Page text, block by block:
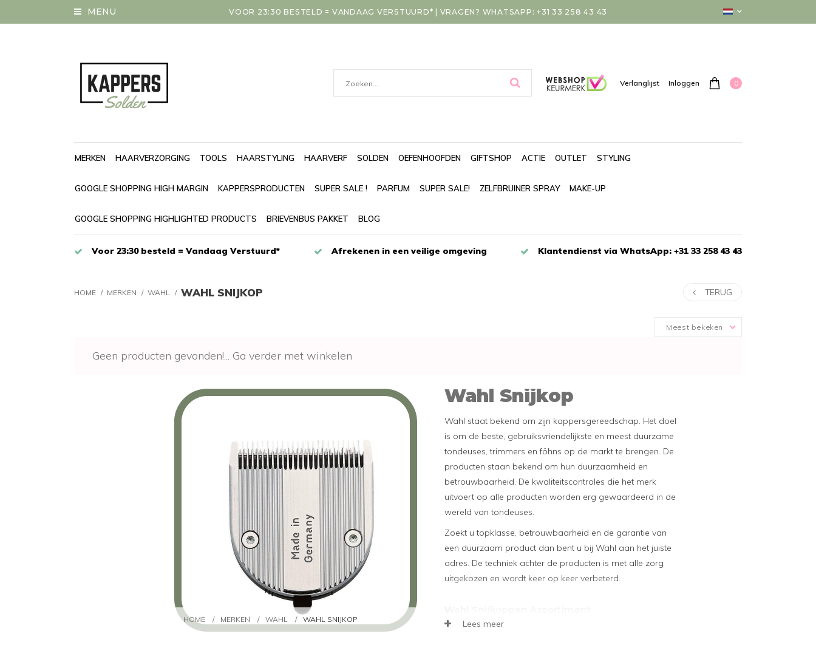
MENU VOOR 23:30 BESTELD = VANDAAG VERSTUURD* | VRAGEN? WHATSAPP: +31 33 258 43 43
Verlanglijst Inloggen 0
MERKEN HAARVERZORGING TOOLS HAARSTYLING HAARVERF SOLDEN OEFENHOOFDEN GIFTSHOP ACTIE OUTLET STYLING
GOOGLE SHOPPING HIGH MARGIN KAPPERSPRODUCTEN SUPER SALE ! PARFUM SUPER SALE! ZELFBRUINER SPRAY MAKE-UP
GOOGLE SHOPPING HIGHLIGHTED PRODUCTS BRIEVENBUS PAKKET BLOG
Voor 23:30 besteld = Vandaag Verstuurd* Afrekenen in een veilige omgeving Klantendienst via WhatsApp: +31 33 258 43 43
HOME / MERKEN / WAHL / WAHL SNIJKOP TERUG
Meest bekeken
Geen producten gevonden!... Ga verder met winkelen
HOME / MERKEN / WAHL / WAHL SNIJKOP
Wahl Snijkop
Wahl staat bekend om zijn kappersgereedschap. Het doel
is om de beste, gebruiksvriendelijkste en meest duurzame
tondeuses, trimmers en föhns op de markt te brengen. De
producten staan bekend om hun duurzaamheid en
betrouwbaarheid. De kwaliteitscontroles die het merk
uitvoert op alle producten worden erg gewaardeerd in de
wereld van tondeuses.
Zoekt u topklasse, betrouwbaarheid en de garantie van
een duurzaam product dan bent u bij Wahl aan het juiste
adres. De techniek achter de producten is met alle zorg
uitgekozen en wordt keer op keer verbeterd.
Snijkoppen worden vastgeklikt op trimmers en tondeuses.
Lees meer